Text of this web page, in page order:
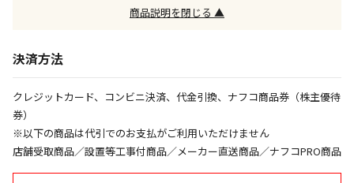
宅配のみでお届けする商品です（店舗受取は選択でき
午前9時までのご注文確定した商品については、当日に
ただし、メーカーの営業日に基づき出荷手続きを行う
ため、通常よりお時間をいただく場合がございます。
また、日曜・祝日や年末年始などの長期休業期間中
は、休業明けからの出荷対応となります。
商品説明を閉じる ▲
決済方法
クレジットカード、コンビニ決済、代金引換、ナフコ商品券（株主優待
券）
※以下の商品は代引でのお支払がご利用いただけません
店舗受取商品／設置等工事付商品／メーカー直送商品／ナフコPRO商品